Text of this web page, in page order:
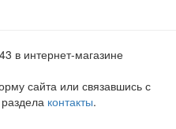
в интернет-магазине
сайта или связавшись с
контакты.